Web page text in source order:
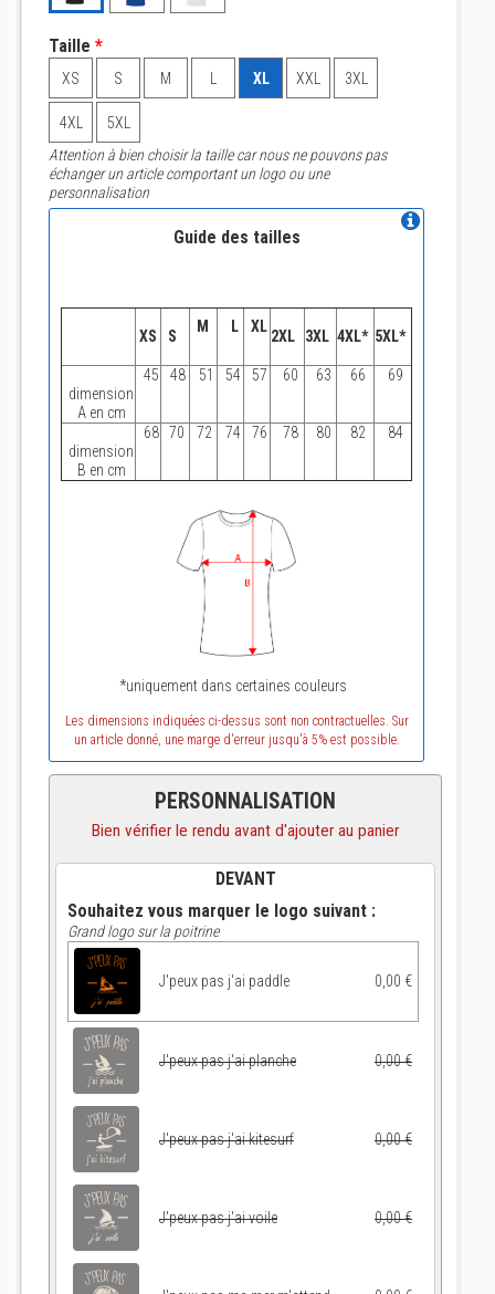
Taille *
XS S M XL XXL 3XL
4XL
5XL
Attention à bien choisir la taille car nous ne pouvons pas
échanger un article comportant un logo ou une
personnalisation
Guide des tailles
XS S
M L XL
2XL 3XL 4XL* 5XL*
dimension
A en cm
45 48 51 54 57 60 63 66 69
dimension
B en cm
68 70 72 74 76 78 80 82 84
*uniquement dans certaines couleurs
Les dimensions indiquées ci-dessus sont non contractuelles. Sur
un article donné, une marge d'erreur jusqu'à 5% est possible.
PERSONNALISATION
Bien vérifier le rendu avant d'ajouter au panier
DEVANT
Souhaitez vous marquer le logo suivant :
Grand logo sur la poitrine
J'peux pas j'ai paddle 0,00 €
J'peux pas j'ai planche 0,00 €
J'peux pas j'ai kitesurf 0,00 €
J'peux pas j'ai voile 0,00 €